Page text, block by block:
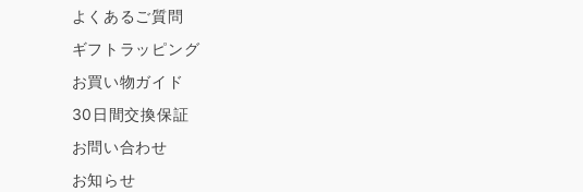
よくあるご質問
ギフトラッピング
お買い物ガイド
30日間交換保証
お問い合わせ
お知らせ